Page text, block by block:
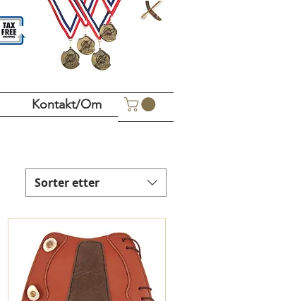
Kontakt/Om
Sorter etter